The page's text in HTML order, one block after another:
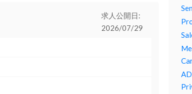
求人公開日:
2026/07/29